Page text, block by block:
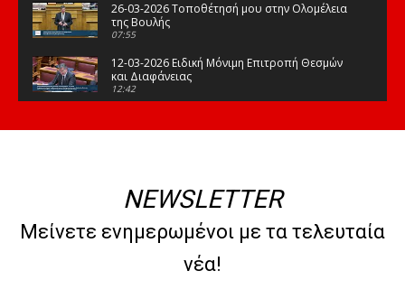
26-03-2026 Τοποθέτησή μου στην Ολομέλεια
της Βουλής
07:55
12-03-2026 Ειδική Μόνιμη Επιτροπή Θεσμών
και Διαφάνειας
12:42
της Βουλής
08:47
10-02-2026 Διαρκής Επιτροπή Μορφωτικών
Υποθέσεων
NEWSLETTER
Μείνετε ενημερωμένοι με τα τελευταία
νέα!